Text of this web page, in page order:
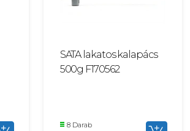
SATA lakatos kalapács
500g F170562
8 Darab